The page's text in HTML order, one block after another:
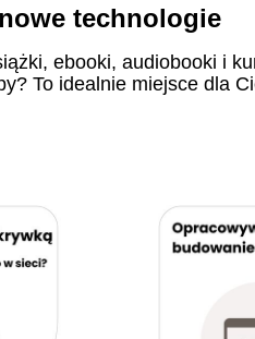
technologie
ebooki, audiobooki i
To idealnie miejsce dla